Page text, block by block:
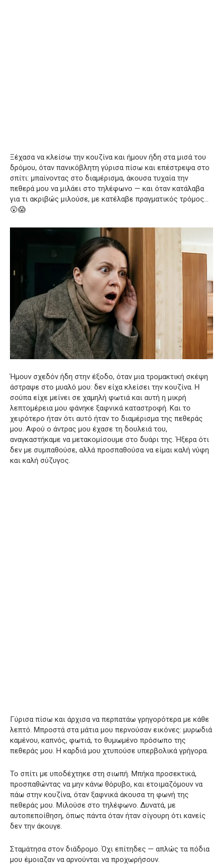
Ξέχασα να κλείσω την κουζίνα και ήμουν ήδη στα μισά του
δρόμου, όταν πανικόβλητη γύρισα πίσω και επέστρεψα στο
σπίτι: μπαίνοντας στο διαμέρισμα, άκουσα τυχαία την
πεθερά μου να μιλάει στο τηλέφωνο — και όταν κατάλαβα
για τι ακριβώς μιλούσε, με κατέλαβε πραγματικός τρόμος…
😲😱
Ήμουν σχεδόν ήδη στην έξοδο, όταν μια τρομακτική σκέψη
άστραψε στο μυαλό μου: δεν είχα κλείσει την κουζίνα. Η
σούπα είχε μείνει σε χαμηλή φωτιά και αυτή η μικρή
λεπτομέρεια μου φάνηκε ξαφνικά καταστροφή. Και το
χειρότερο ήταν ότι αυτό ήταν το διαμέρισμα της πεθεράς
μου. Αφού ο άντρας μου έχασε τη δουλειά του,
αναγκαστήκαμε να μετακομίσουμε στο δυάρι της. Ήξερα ότι
δεν με συμπαθούσε, αλλά προσπαθούσα να είμαι καλή νύφη
και καλή σύζυγος.
Γύρισα πίσω και άρχισα να περπατάω γρηγορότερα με κάθε
λεπτό. Μπροστά στα μάτια μου περνούσαν εικόνες: μυρωδιά
καμένου, καπνός, φωτιά, το θυμωμένο πρόσωπο της
πεθεράς μου. Η καρδιά μου χτυπούσε υπερβολικά γρήγορα.
Το σπίτι με υποδέχτηκε στη σιωπή. Μπήκα προσεκτικά,
προσπαθώντας να μην κάνω θόρυβο, και ετοιμαζόμουν να
πάω στην κουζίνα, όταν ξαφνικά άκουσα τη φωνή της
πεθεράς μου. Μιλούσε στο τηλέφωνο. Δυνατά, με
αυτοπεποίθηση, όπως πάντα όταν ήταν σίγουρη ότι κανείς
δεν την άκουγε.
Σταμάτησα στον διάδρομο. Όχι επίτηδες — απλώς τα πόδια
μου έμοιαζαν να αρνούνται να προχωρήσουν.